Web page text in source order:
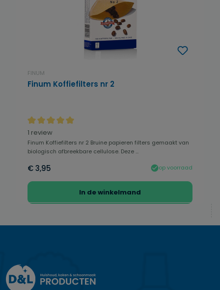
FINUM
Finum Koffiefilters nr 2
Gemiddelde waardering van 5 van 5 sterren
1 review
Finum Koffiefilters nr 2 Bruine papieren filters gemaakt van
biologisch afbreekbare cellulose. Deze ...
€ 3,95 op voorraad
In de winkelmand